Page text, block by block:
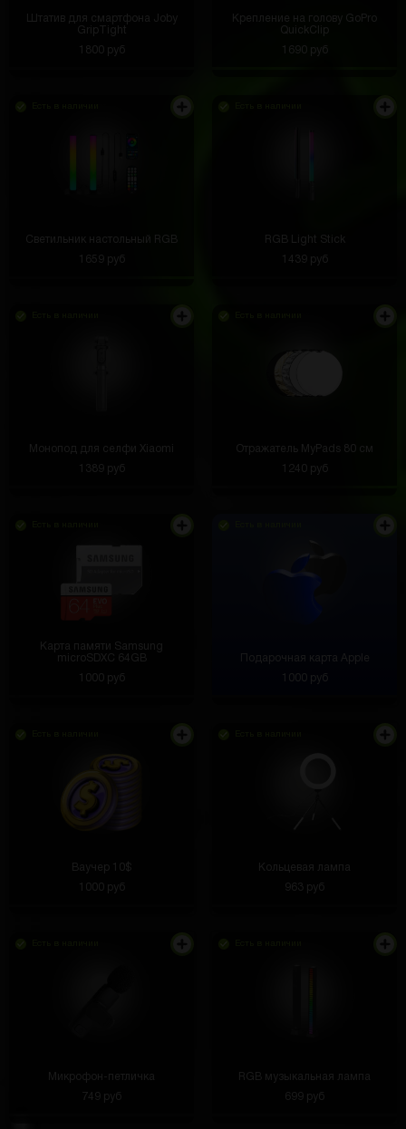
Штатив для смартфона Joby
GripTight
1800 руб
Крепление на голову GoPro
QuickClip
1690 руб
Светильник настольный RGB
1659 руб
RGB Light Stick
1439 руб
Монопод для селфи Xiaomi
1389 руб
Отражатель MyPads 80 см
1240 руб
Карта памяти Samsung
microSDXC 64GB
1000 руб
Подарочная карта Apple
1000 руб
Ваучер 10$
1000 руб
Кольцевая лампа
963 руб
Микрофон-петличка
749 руб
RGB музыкальная лампа
699 руб